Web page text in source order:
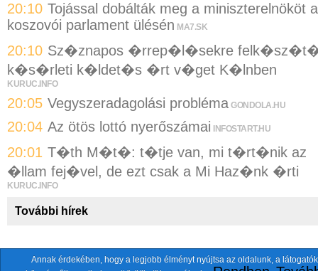
20:10 Tojással dobálták meg a miniszterelnököt a
koszovói parlament ülésén MA7.SK
20:10 Sz�znapos �rrep�l�sekre
k�s�rleti k�ldet�s �rt v�get K�lnben
KURUC.INFO
20:05 Vegyszeradagolási probléma GONDOLA.HU
20:04 Az ötös lottó nyerőszámai INFOSTART.HU
20:01 T�th M�t�: t�tje van, mi t�rt�nik az
�llam fej�vel, de ezt csak a Mi Haz�nk �rti
KURUC.INFO
További hírek
A fentiekkel együtt összesen118 oldaltszemlézünk.
Annak érdekében, hogy a legjobb élményt nyújtsa az oldalunk, a látogatók